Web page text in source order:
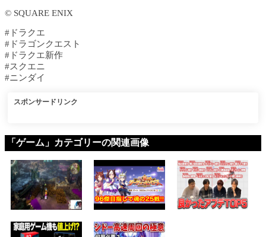
© SQUARE ENIX
#ドラクエ
#ドラゴンクエスト
#ドラクエ新作
#スクエニ
#ニンダイ
スポンサードリンク
「ゲーム」カテゴリーの関連画像